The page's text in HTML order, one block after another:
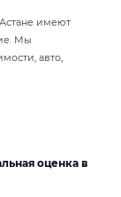
имеют
Мы
авто,
оценка в